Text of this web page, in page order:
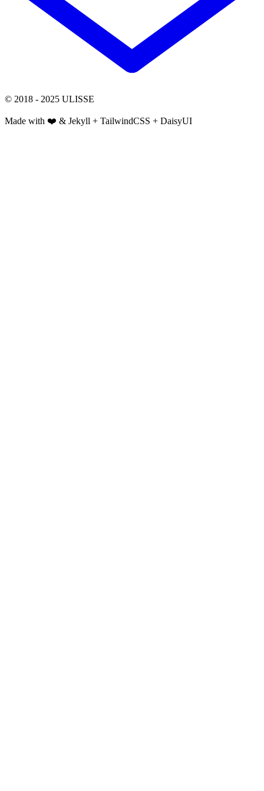
© 2018 - 2025 ULISSE
Made with ❤️ & Jekyll + TailwindCSS + DaisyUI